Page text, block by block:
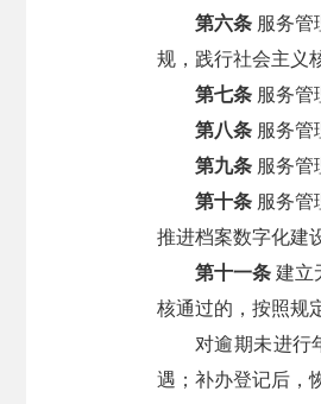
第六条 服务管
规，践行社会主义
第七条 服务管
第八条 服务管
第九条 服务管
第十条 服务管
推进档案数字化建
第十一条 建立
核通过的，按照规
对逾期未进行
遇；补办登记后，